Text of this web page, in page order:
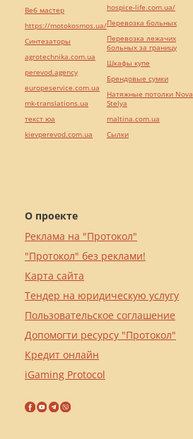
О проекте
Реклама на "Протокол"
"Протокол" без реклами!
Карта сайта
Тендер на юридическую услугу
Пользовательское соглашение
Допомогти ресурсу "Протокол"
Кредит онлайн
iGaming Protocol
Веб мастер
https://motokosmos.ua/
Синтезаторы
agrotechnika.com.ua
perevod.agency
europeservice.com.ua
mk-translations.ua
текст юа
kievperevod.com.ua
hospice-life.com.ua/
Перевозка больных
Перевозка лежачих
больных за границу
Шкафы купе
Брендовые сумки
Натяжные потолки Nova
Stelya
maltina.com.ua
Cылки